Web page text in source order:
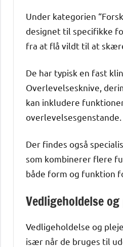
Under kategorien
designet til specifikke
fra at flå vildt til at
De har typisk en fast
Overlevelsesknive,
kan inkludere
overlevelsesgenstande.
Der findes også
som kombinerer flere
både form og funktion
Vedligeholdelse
Vedligeholdelse og
især når de bruges til